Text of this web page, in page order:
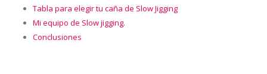
Tabla para elegir tu caña de Slow Jigging
Mi equipo de Slow jigging.
Conclusiones